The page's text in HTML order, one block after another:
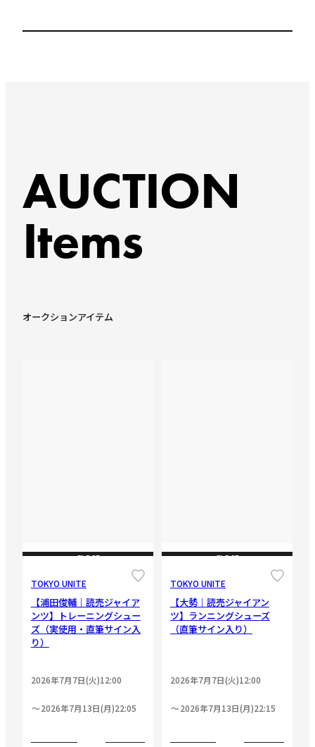
AUCTION
Items
オークションアイテム
CLOSE
TOKYO UNITE
【浦田俊輔｜読売ジャイア
ンツ】トレーニングシュー
ズ（実使用・直筆サイン入
り）
2026年7月7日(火)12:00
2026年7月13日(月)22:05
CLOSE
TOKYO UNITE
【大勢｜読売ジャイアン
ツ】ランニングシューズ
（直筆サイン入り）
2026年7月7日(火)12:00
2026年7月13日(月)22:15